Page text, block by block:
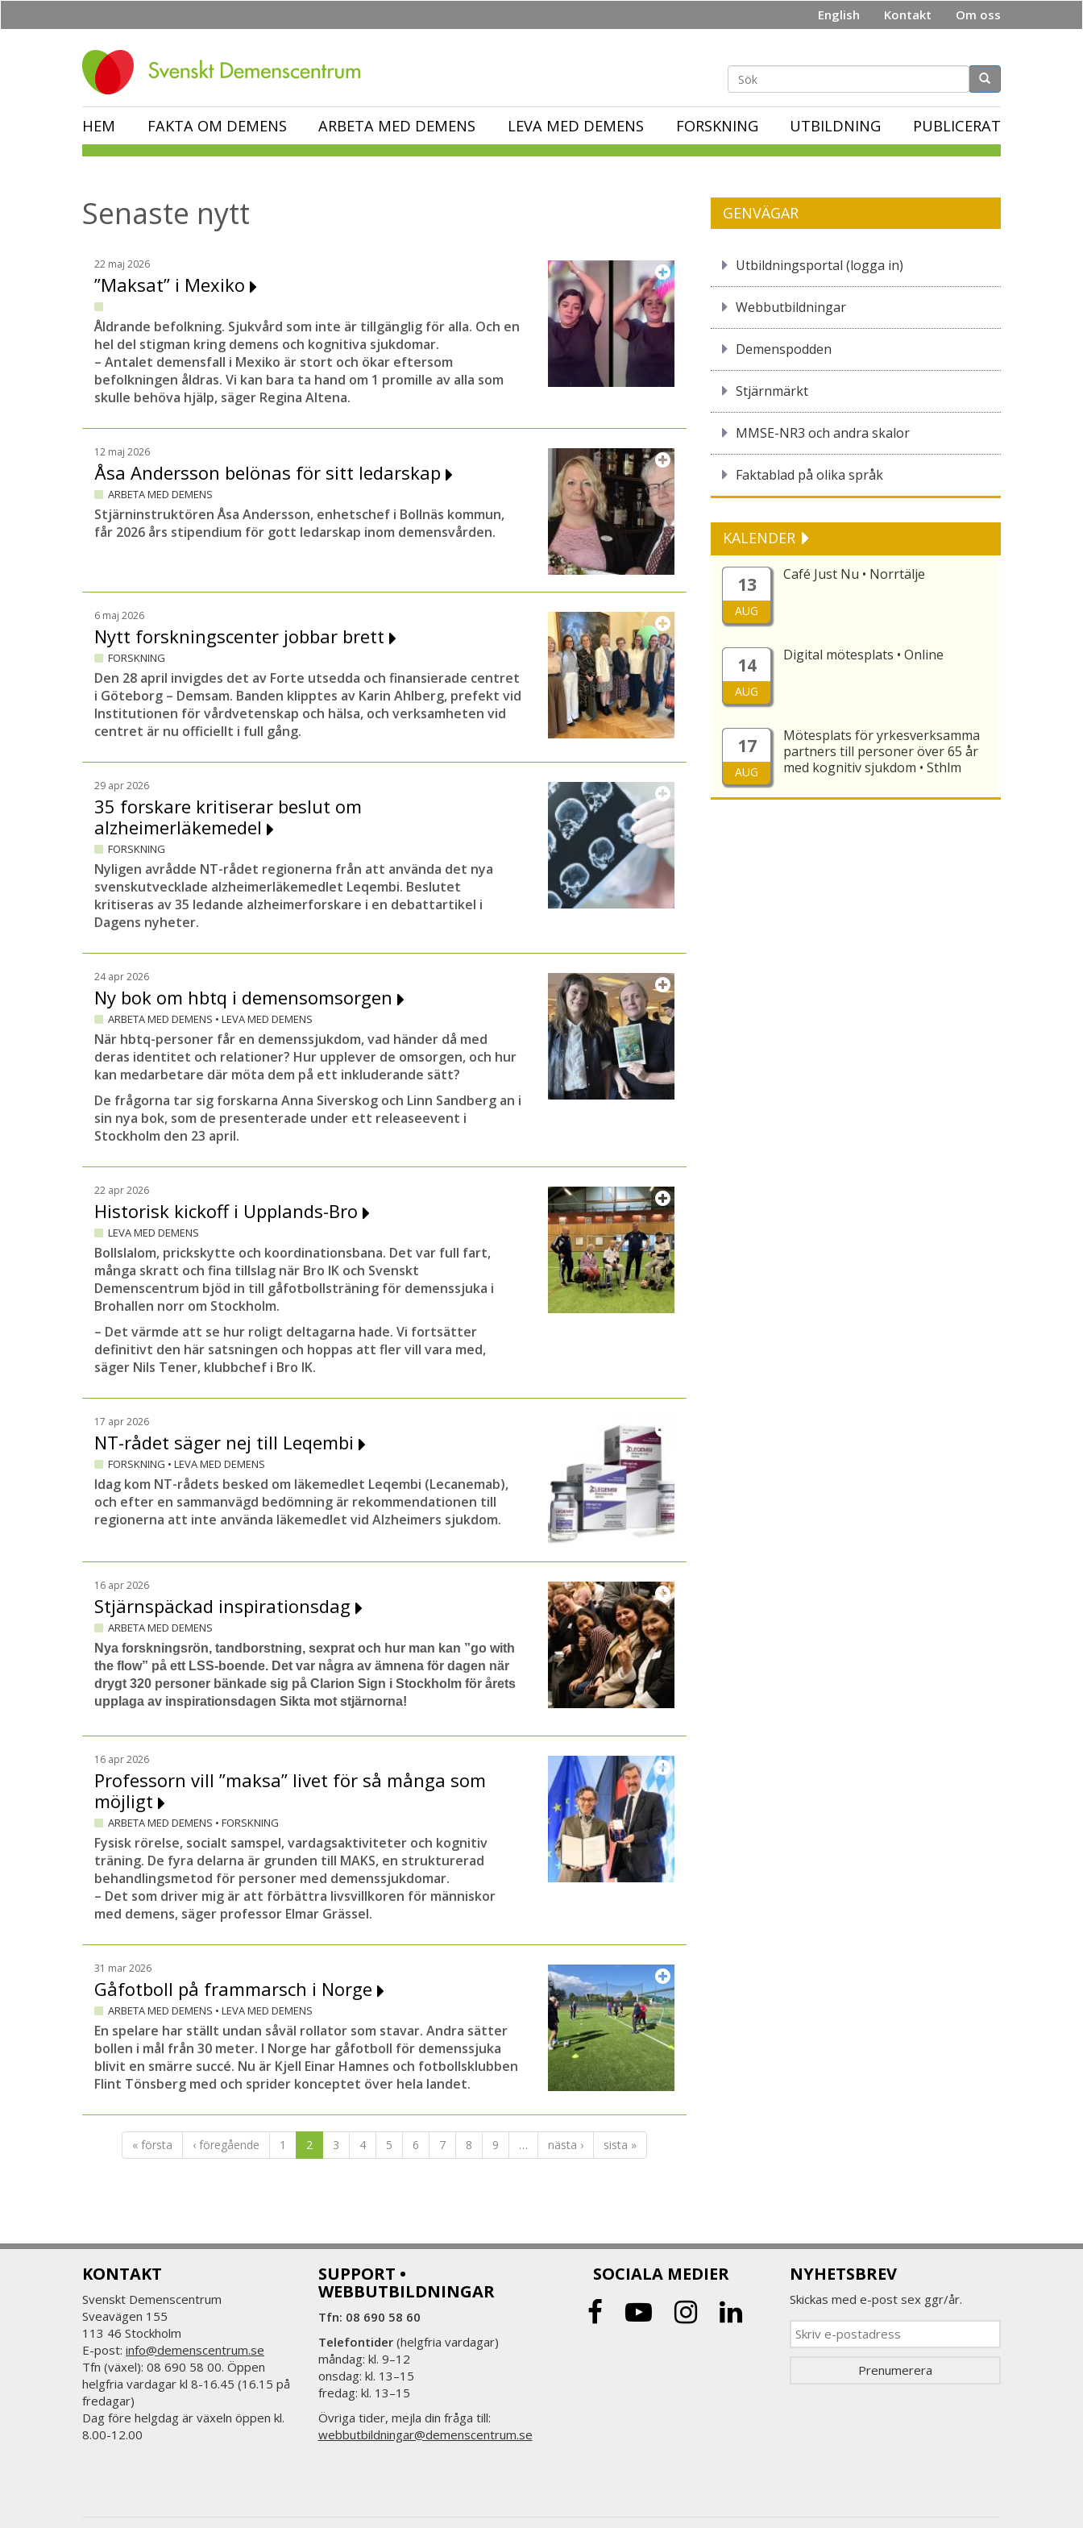
English Kontakt Om oss
Sökformulär
HEM FAKTA OM DEMENS ARBETA MED DEMENS LEVA MED DEMENS FORSKNING UTBILDNING PUBLICERAT
Senaste nytt
22 maj 2026
”Maksat” i Mexiko
Åldrande befolkning. Sjukvård som inte är tillgänglig för alla. Och en
hel del stigman kring demens och kognitiva sjukdomar.
– Antalet demensfall i Mexiko är stort och ökar eftersom
befolkningen åldras. Vi kan bara ta hand om 1 promille av alla som
skulle behöva hjälp, säger Regina Altena.
12 maj 2026
Åsa Andersson belönas för sitt ledarskap
ARBETA MED DEMENS
Stjärninstruktören Åsa Andersson, enhetschef i Bollnäs kommun,
får 2026 års stipendium för gott ledarskap inom demensvården.
6 maj 2026
Nytt forskningscenter jobbar brett
FORSKNING
Den 28 april invigdes det av Forte utsedda och finansierade centret
i Göteborg – Demsam. Banden klipptes av Karin Ahlberg, prefekt vid
Institutionen för vårdvetenskap och hälsa, och verksamheten vid
centret är nu officiellt i full gång.
29 apr 2026
35 forskare kritiserar beslut om
alzheimerläkemedel
FORSKNING
Nyligen avrådde NT-rådet regionerna från att använda det nya
svenskutvecklade alzheimerläkemedlet Leqembi. Beslutet
kritiseras av 35 ledande alzheimerforskare i en debattartikel i
Dagens nyheter.
24 apr 2026
Ny bok om hbtq i demensomsorgen
ARBETA MED DEMENS • LEVA MED DEMENS
När hbtq-personer får en demenssjukdom, vad händer då med
deras identitet och relationer? Hur upplever de omsorgen, och hur
kan medarbetare där möta dem på ett inkluderande sätt?
De frågorna tar sig forskarna Anna Siverskog och Linn Sandberg an i
sin nya bok, som de presenterade under ett releaseevent i
Stockholm den 23 april.
22 apr 2026
Historisk kickoff i Upplands-Bro
LEVA MED DEMENS
Bollslalom, prickskytte och koordinationsbana. Det var full fart,
många skratt och fina tillslag när Bro IK och Svenskt
Demenscentrum bjöd in till gåfotbollsträning för demenssjuka i
Brohallen norr om Stockholm.
– Det värmde att se hur roligt deltagarna hade. Vi fortsätter
definitivt den här satsningen och hoppas att fler vill vara med,
säger Nils Tener, klubbchef i Bro IK.
17 apr 2026
NT-rådet säger nej till Leqembi
FORSKNING • LEVA MED DEMENS
Idag kom NT-rådets besked om läkemedlet Leqembi (Lecanemab),
och efter en sammanvägd bedömning är rekommendationen till
regionerna att inte använda läkemedlet vid Alzheimers sjukdom.
16 apr 2026
Stjärnspäckad inspirationsdag
ARBETA MED DEMENS
Nya forskningsrön, tandborstning, sexprat och hur man kan ”go with
the flow” på ett LSS-boende. Det var några av ämnena för dagen när
drygt 320 personer bänkade sig på Clarion Sign i Stockholm för årets
upplaga av inspirationsdagen Sikta mot stjärnorna!
16 apr 2026
Professorn vill ”maksa” livet för så många som
möjligt
ARBETA MED DEMENS • FORSKNING
Fysisk rörelse, socialt samspel, vardagsaktiviteter och kognitiv
träning. De fyra delarna är grunden till MAKS, en strukturerad
behandlingsmetod för personer med demenssjukdomar.
– Det som driver mig är att förbättra livsvillkoren för människor
med demens, säger professor Elmar Grässel.
31 mar 2026
Gåfotboll på frammarsch i Norge
ARBETA MED DEMENS • LEVA MED DEMENS
En spelare har ställt undan såväl rollator som stavar. Andra sätter
bollen i mål från 30 meter. I Norge har gåfotboll för demenssjuka
blivit en smärre succé. Nu är Kjell Einar Hamnes och fotbollsklubben
Flint Tönsberg med och sprider konceptet över hela landet.
« första ‹ föregående 1 2 3 4 5 6 7 8 9 … nästa › sista »
GENVÄGAR
Utbildningsportal (logga in)
Webbutbildningar
Demenspodden
Stjärnmärkt
MMSE-NR3 och andra skalor
Faktablad på olika språk
KALENDER
13
AUG
Café Just Nu • Norrtälje
14
AUG
Digital mötesplats • Online
17
AUG
Mötesplats för yrkesverksamma
partners till personer över 65 år
med kognitiv sjukdom • Sthlm
KONTAKT
Svenskt Demenscentrum
Sveavägen 155
113 46 Stockholm
E-post: info@demenscentrum.se
Tfn (växel): 08 690 58 00. Öppen
helgfria vardagar kl 8-16.45 (16.15 på
fredagar)
Dag före helgdag är växeln öppen kl.
8.00-12.00
SUPPORT •
WEBBUTBILDNINGAR
Tfn: 08 690 58 60
Telefontider(helgfria vardagar)
måndag: kl. 9–12
onsdag: kl. 13–15
fredag: kl. 13–15
Övriga tider, mejla din fråga till:
webbutbildningar@demenscentrum.se
SOCIALA MEDIER NYHETSBREV
Skickas med e-post sex ggr/år.